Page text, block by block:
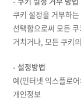
쿠키 설정을 거부하
선택함으로써 모든
거치거나, 모든 쿠키
- 설정방법
예(인터넷 익스플로
개인정보